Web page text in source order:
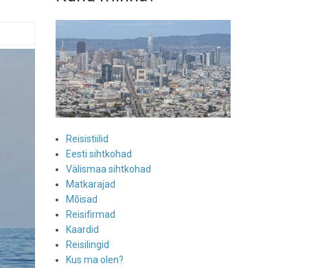
Reisistiilid
Eesti sihtkohad
Välismaa sihtkohad
Matkarajad
Mõisad
Reisifirmad
Kaardid
Reisilingid
Kus ma olen?